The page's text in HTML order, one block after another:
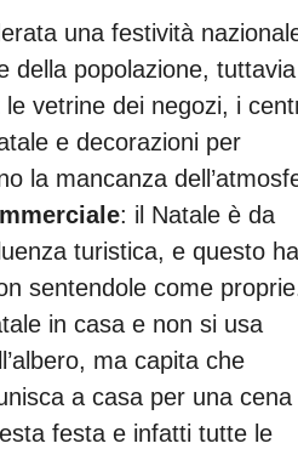
una festività
della popolazione, tuttavia
le vetrine dei negozi, i
e decorazioni per
la mancanza
: il Natale è da
turistica, e questo ha
sentendole come
in casa e non si usa
ma capita che
a casa per una cena
festa e infatti tutte le